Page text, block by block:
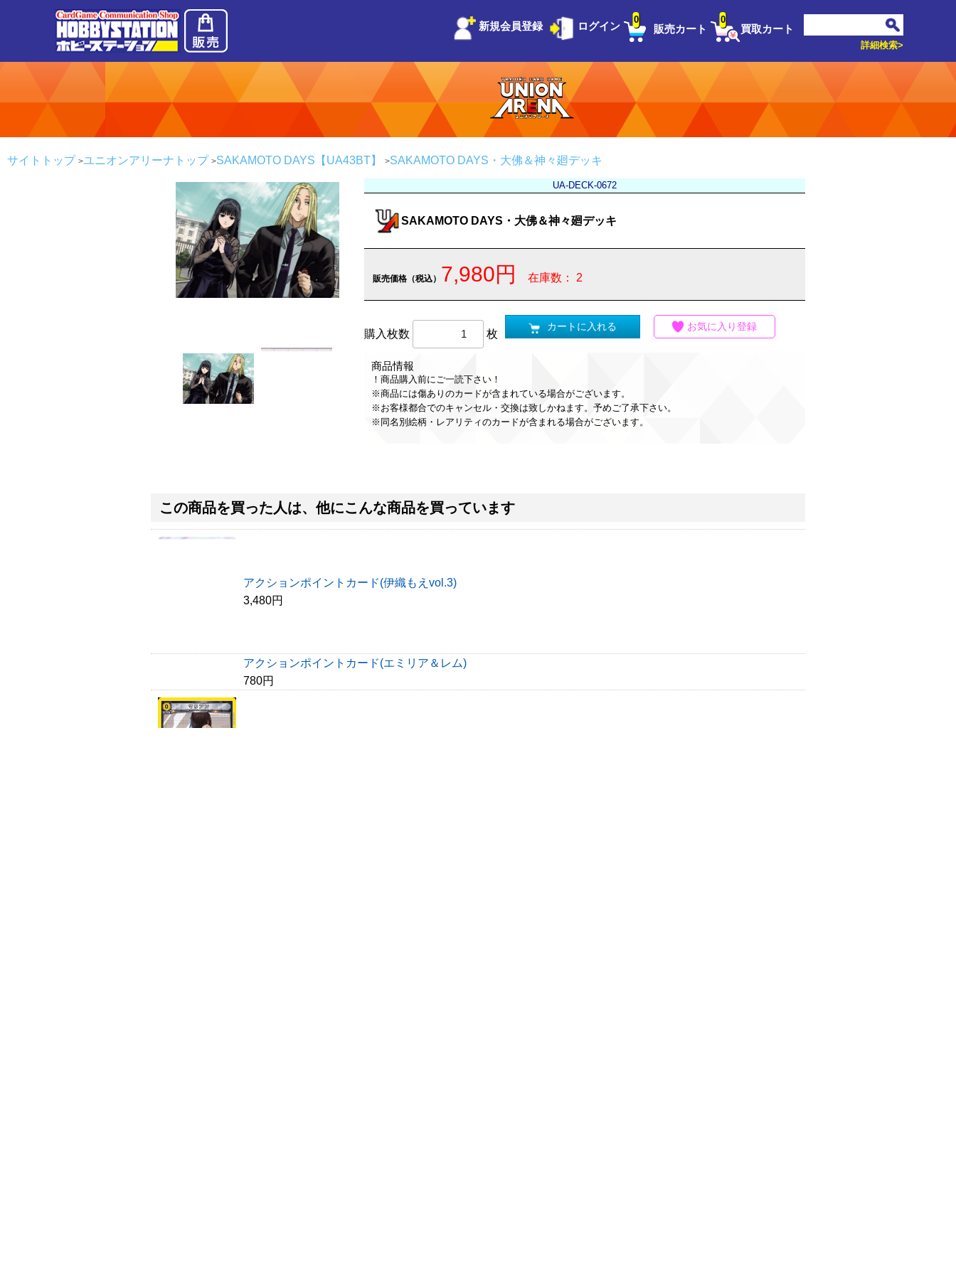
新規会員登録 ログイン 販売カート
0
買取カート
0
詳細検索>
サイトトップ ユニオンアリーナトップ SAKAMOTO DAYS【UA43BT】 SAKAMOTO DAYS・大佛＆神々廻デッキ
UA-DECK-0672
SAKAMOTO DAYS・大佛＆神々廻デッキ
販売価格（税込） 7,980円 在庫数： 2
購入枚数 枚
カートに入れる お気に入り登録
商品情報
！商品購入前にご一読下さい！
※商品には傷ありのカードが含まれている場合がございます。
※お客様都合でのキャンセル・交換は致しかねます。予めご了承下さい。
※同名別絵柄・レアリティのカードが含まれる場合がございます。
この商品を買った人は、他にこんな商品を買っています
アクションポイントカード(伊織もえvol.3)
3,480円
アクションポイントカード(エミリア＆レム)
780円